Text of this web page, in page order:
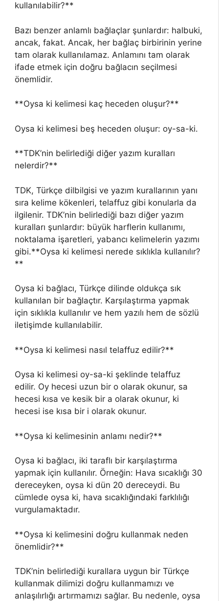
kullanılabilir?**
Bazı benzer anlamlı bağlaçlar şunlardır: halbuki,
ancak, fakat. Ancak, her bağlaç birbirinin yerine
tam olarak kullanılamaz. Anlamını tam olarak
ifade etmek için doğru bağlacın seçilmesi
önemlidir.
**Oysa ki kelimesi kaç heceden oluşur?**
Oysa ki kelimesi beş heceden oluşur: oy-sa-ki.
**TDK’nin belirlediği diğer yazım kuralları
nelerdir?**
TDK, Türkçe dilbilgisi ve yazım kurallarının yanı
sıra kelime kökenleri, telaffuz gibi konularla da
ilgilenir. TDK’nin belirlediği bazı diğer yazım
kuralları şunlardır: büyük harflerin kullanımı,
noktalama işaretleri, yabancı kelimelerin yazımı
gibi.**Oysa ki kelimesi nerede sıklıkla kullanılır?
**
Oysa ki bağlacı, Türkçe dilinde oldukça sık
kullanılan bir bağlaçtır. Karşılaştırma yapmak
için sıklıkla kullanılır ve hem yazılı hem de sözlü
iletişimde kullanılabilir.
**Oysa ki kelimesi nasıl telaffuz edilir?**
Oysa ki kelimesi oy-sa-ki şeklinde telaffuz
edilir. Oy hecesi uzun bir o olarak okunur, sa
hecesi kısa ve kesik bir a olarak okunur, ki
hecesi ise kısa bir i olarak okunur.
**Oysa ki kelimesinin anlamı nedir?**
Oysa ki bağlacı, iki taraflı bir karşılaştırma
yapmak için kullanılır. Örneğin: Hava sıcaklığı 30
dereceyken, oysa ki dün 20 dereceydi. Bu
cümlede oysa ki, hava sıcaklığındaki farklılığı
vurgulamaktadır.
**Oysa ki kelimesini doğru kullanmak neden
önemlidir?**
TDK’nin belirlediği kurallara uygun bir Türkçe
kullanmak dilimizi doğru kullanmamızı ve
anlaşılırlığı artırmamızı sağlar. Bu nedenle, oysa